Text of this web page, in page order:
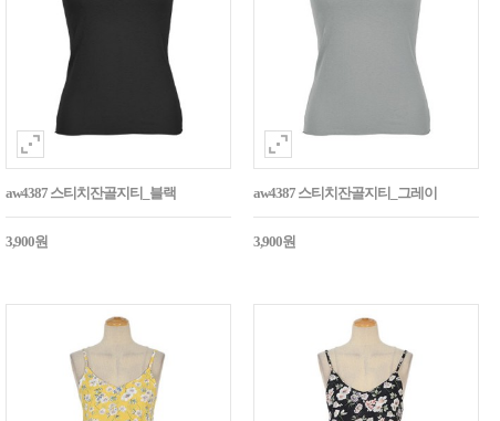
aw4387 스티치잔골지티_블랙
3,900원
aw4387 스티치잔골지티_그레이
3,900원